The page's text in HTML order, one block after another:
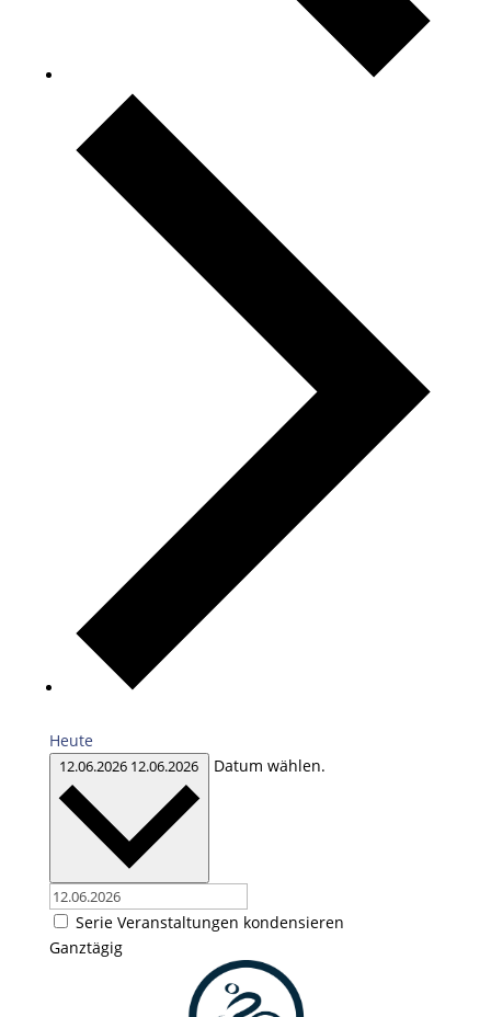
Heute
12.06.2026 12.06.2026 Datum wählen.
Serie Veranstaltungen kondensieren
Ganztägig